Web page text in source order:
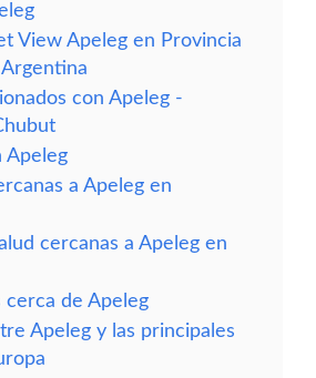
View Apeleg en Provincia
con Apeleg -
Apeleg
a Apeleg en
cercanas a Apeleg en
de Apeleg
Apeleg y las principales